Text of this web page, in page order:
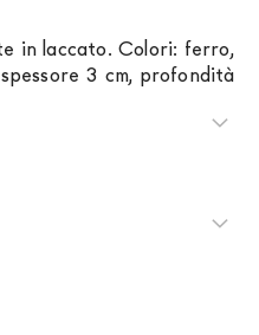
in laccato. Colori: ferro,
3 cm, profondità